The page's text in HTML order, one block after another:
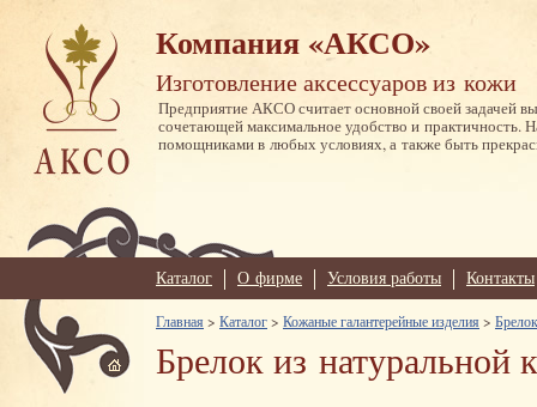
Компания «АКСО»
Изготовление аксессуаров из кожи
Предприятие АКСО считает основной своей задачей
сочетающей максимальное удобство и практичность.
помощниками в любых условиях, а также быть
Каталог О фирме Условия работы Контакты
Главная > Каталог> Кожаные галантерейные изделия >
Брелок из натуральной